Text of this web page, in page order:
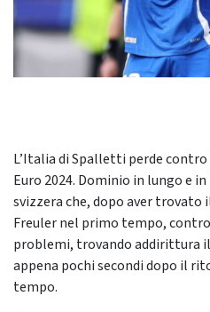
L’Italia di Spalletti perde contro
Euro 2024. Dominio in lungo e
svizzera che, dopo aver
Freuler nel primo tempo,
problemi, trovando addirittura il
appena pochi secondi dopo il
tempo.